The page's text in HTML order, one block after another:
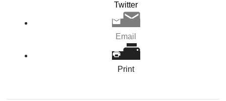
Twitter
Email
Print